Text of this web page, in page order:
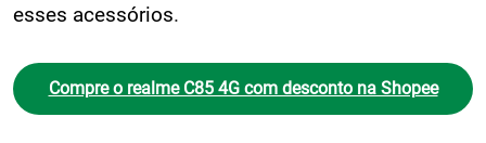
esses acessórios.
Compre o realme C85 4G com desconto na Shopee